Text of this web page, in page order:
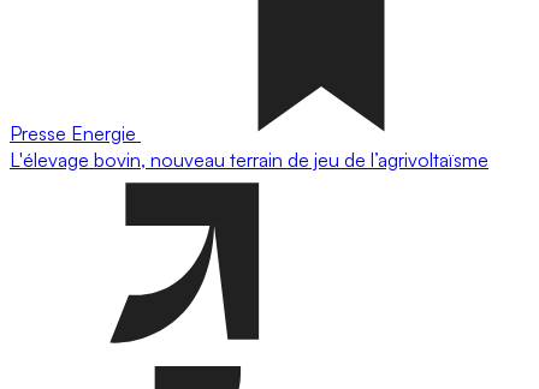
Presse Energie
L'élevage bovin, nouveau terrain de jeu de l’agrivoltaïsme